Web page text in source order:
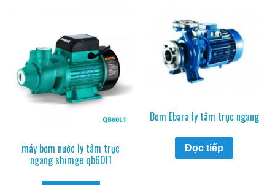
máy bơm nước ly tâm trục
ngang shimge qb60l1
Bơm Ebara ly tâm trục ngang
Đọc tiếp